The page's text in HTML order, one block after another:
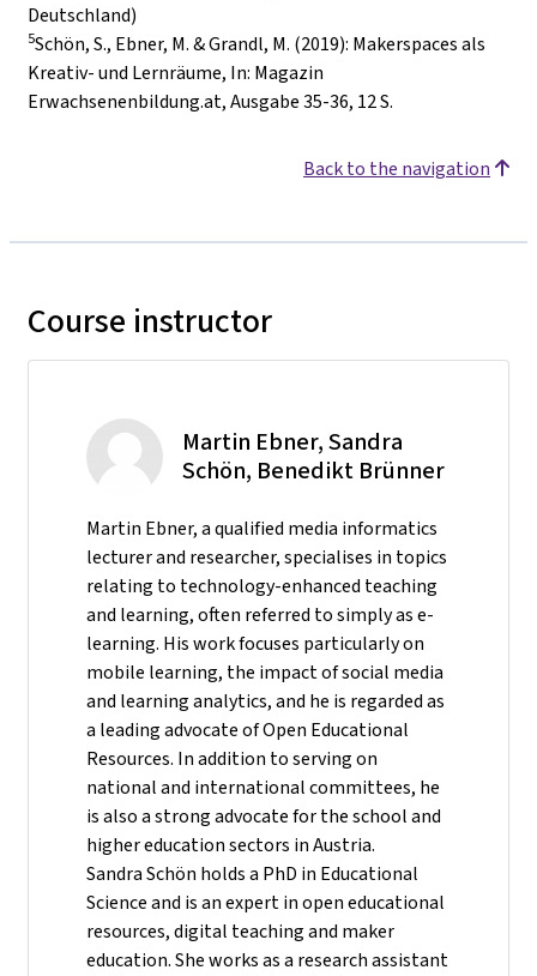
Deutschland)
5Schön, S., Ebner, M. & Grandl, M. (2019): Makerspaces als
Kreativ- und Lernräume, In: Magazin
Erwachsenenbildung.at, Ausgabe 35-36, 12 S.
Back to the navigation
Course instructor
Martin Ebner, Sandra
Schön, Benedikt Brünner
Martin Ebner, a qualified media informatics
lecturer and researcher, specialises in topics
relating to technology-enhanced teaching
and learning, often referred to simply as e-
learning. His work focuses particularly on
mobile learning, the impact of social media
and learning analytics, and he is regarded as
a leading advocate of Open Educational
Resources. In addition to serving on
national and international committees, he
is also a strong advocate for the school and
higher education sectors in Austria.
Sandra Schön holds a PhD in Educational
Science and is an expert in open educational
resources, digital teaching and maker
education. She works as a research assistant